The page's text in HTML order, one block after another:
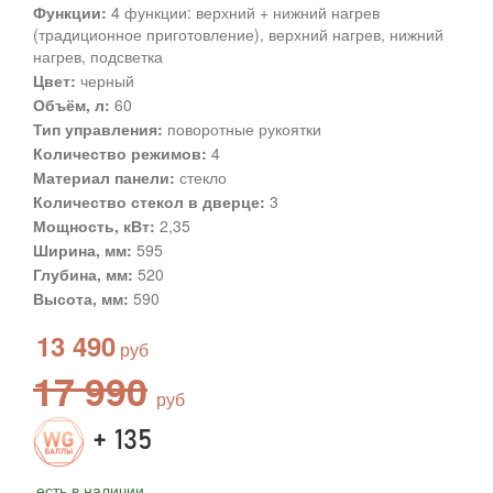
Функции: 4 функции: верхний + нижний нагрев
(традиционное приготовление), верхний нагрев, нижний
нагрев, подсветка
Цвет: черный
Объём, л: 60
Тип управления: поворотные рукоятки
Количество режимов: 4
Материал панели: стекло
Количество стекол в дверце: 3
Мощность, кВт: 2,35
Ширина, мм: 595
Глубина, мм: 520
Высота, мм: 590
13 490
17 990
+ 135